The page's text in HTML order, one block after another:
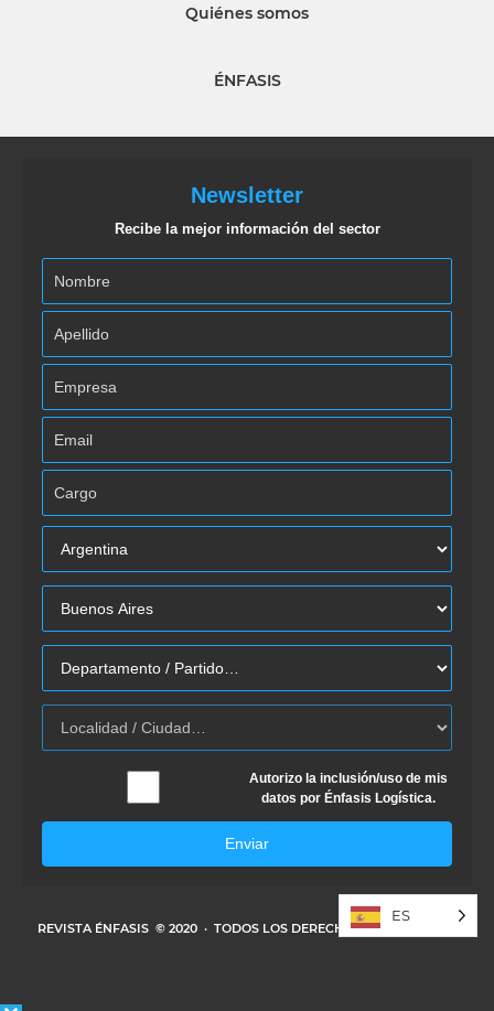
Quiénes somos
ÉNFASIS
Newsletter
Recibe la mejor información del sector
Autorizo la inclusión/uso de mis
datos por Énfasis Logística.
Enviar
REVISTA ÉNFASIS © 2020 · TODOS LOS DERECHOS RESERVADOS
ES